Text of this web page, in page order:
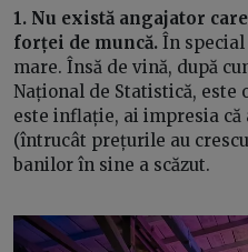
1. Nu există angajator
forței de muncă. În
mare. Însă de vină, după
Național de Statistică, este
este inflație, ai impresia
(întrucât prețurile au
banilor în sine a scăzut.